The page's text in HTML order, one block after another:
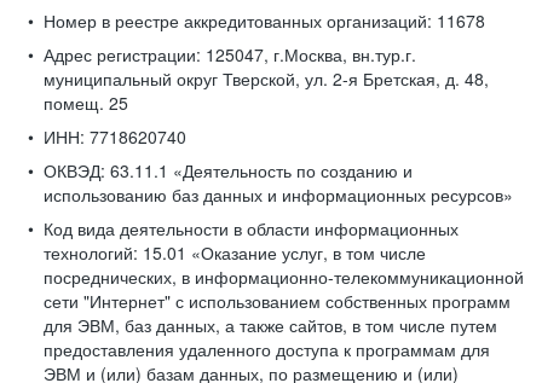
Номер в реестре аккредитованных организаций: 11678
Адрес регистрации: 125047, г.Москва, вн.тур.г.
муниципальный округ Тверской, ул. 2-я Бретская, д. 48,
помещ. 25
ИНН: 7718620740
ОКВЭД: 63.11.1 «Деятельность по созданию и
использованию баз данных и информационных ресурсов»
Код вида деятельности в области информационных
технологий: 15.01 «Оказание услуг, в том числе
посреднических, в информационно-телекоммуникационной
сети "Интернет" с использованием собственных программ
для ЭВМ, баз данных, а также сайтов, в том числе путем
предоставления удаленного доступа к программам для
ЭВМ и (или) базам данных, по размещению и (или)